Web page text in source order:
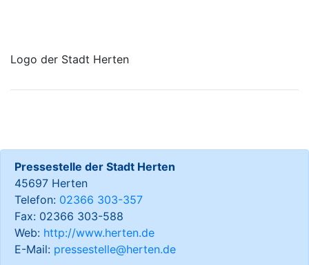
Logo der Stadt Herten
Pressestelle der Stadt Herten
45697 Herten
Telefon: 02366 303-357
Fax: 02366 303-588
Web: http://www.herten.de
E-Mail: pressestelle@herten.de